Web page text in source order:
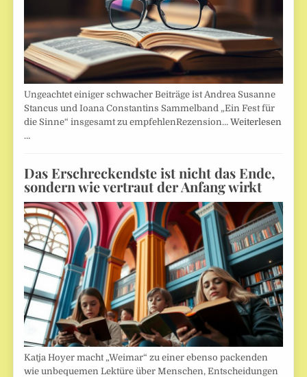
Ungeachtet einiger schwacher Beiträge ist Andrea Susanne
Stancus und Ioana Constantins Sammelband „Ein Fest für
die Sinne“ insgesamt zu empfehlenRezension…Weiterlesen
…
Das Erschreckendste ist nicht das Ende,
sondern wie vertraut der Anfang wirkt
Katja Hoyer macht „Weimar“ zu einer ebenso packenden
wie unbequemen Lektüre über Menschen, Entscheidungen